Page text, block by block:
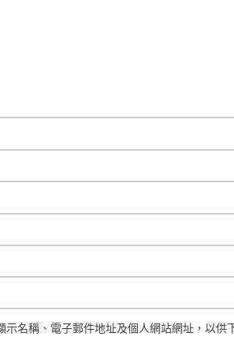
示名稱、電子郵件地址及個人網站網址，以供